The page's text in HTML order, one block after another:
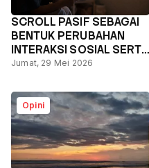
SCROLL PASIF SEBAGAI
BENTUK PERUBAHAN
INTERAKSI SOSIAL SERTA
DAMPAKNYA TERHADAP
Jumat, 29 Mei 2026
Opini